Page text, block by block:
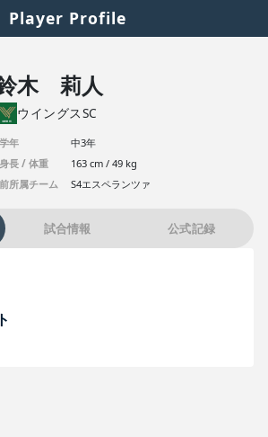
Player Profile
木 莉人
ウイングスSC
学年
中3年
身長 / 体重
163 cm / 49 kg
前所属チーム
S4エスペランツァ
試合情報 公式記録